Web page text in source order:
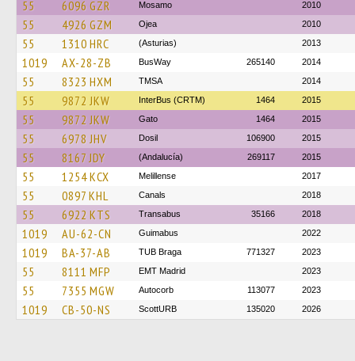
55 6096 GZR Mosamo 2010
55 4926 GZM Ojea 2010
55 1310 HRC (Asturias) 2013
1019 AX-28-ZB BusWay 265140 2014
55 8323 HXM TMSA 2014
55 9872 JKW InterBus (CRTM) 1464 2015
55 9872 JKW Gato 1464 2015
55 6978 JHV Dosil 106900 2015
55 8167 JDY (Andalucía) 269117 2015
55 1254 KCX Melillense 2017
55 0897 KHL Canals 2018
55 6922 KTS Transabus 35166 2018
1019 AU-62-CN Guimabus 2022
1019 BA-37-AB TUB Braga 771327 2023
55 8111 MFP EMT Madrid 2023
55 7355 MGW Autocorb 113077 2023
1019 CB-50-NS ScottURB 135020 2026